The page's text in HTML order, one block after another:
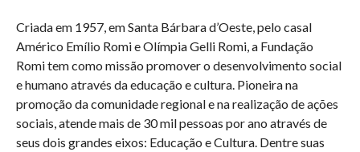
Criada em 1957, em Santa Bárbara d’Oeste, pelo casal
Américo Emílio Romi e Olímpia Gelli Romi, a Fundação
Romi tem como missão promover o desenvolvimento social
e humano através da educação e cultura. Pioneira na
promoção da comunidade regional e na realização de ações
sociais, atende mais de 30 mil pessoas por ano através de
seus dois grandes eixos: Educação e Cultura. Dentre suas